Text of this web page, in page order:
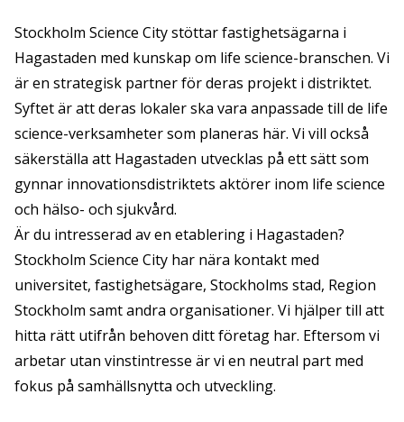
Stockholm Science City stöttar fastighetsägarna i
Hagastaden med kunskap om life science-branschen. Vi
är en strategisk partner för deras projekt i distriktet.
Syftet är att deras lokaler ska vara anpassade till de life
science-verksamheter som planeras här. Vi vill också
säkerställa att Hagastaden utvecklas på ett sätt som
gynnar innovationsdistriktets aktörer inom life science
och hälso- och sjukvård.
Är du intresserad av en etablering i Hagastaden?
Stockholm Science City har nära kontakt med
universitet, fastighetsägare, Stockholms stad, Region
Stockholm samt andra organisationer. Vi hjälper till att
hitta rätt utifrån behoven ditt företag har. Eftersom vi
arbetar utan vinstintresse är vi en neutral part med
fokus på samhällsnytta och utveckling.